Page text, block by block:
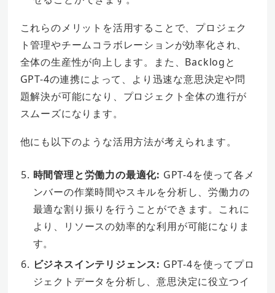
これらのメリットを活用することで、プロジェク
ト管理やチームコラボレーションが効率化され、
全体の生産性が向上します。また、Backlogと
GPT-4の連携によって、より迅速な意思決定や問
題解決が可能になり、プロジェクト全体の進行が
スムーズになります。
他にも以下のような活用方法が考えられます。
時間管理と労働力の最適化: GPT-4を使って各メ
ンバーの作業時間やスキルを分析し、労働力の
最適な割り振りを行うことができます。これに
より、リソースの効率的な利用が可能になりま
す。
ビジネスインテリジェンス: GPT-4を使ってプロ
ジェクトデータを分析し、意思決定に役立つイ